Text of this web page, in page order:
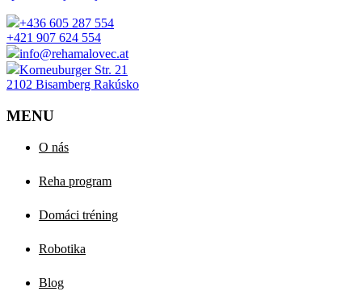
+436 605 287 554
+421 907 624 554
info@rehamalovec.at
Korneuburger Str. 21
2102 Bisamberg Rakúsko
MENU
O nás
Reha program
Domáci tréning
Robotika
Blog